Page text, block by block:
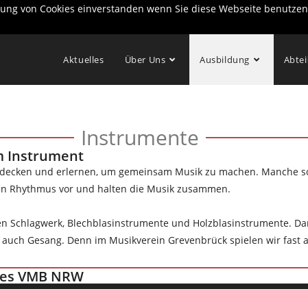
von Cookies einverstanden wenn Sie diese Webseite
Aktuelles Über Uns Ausbildung
Instrumente
Instrument
und erlernen, um gemeinsam Musik zu machen. Manche
Rhythmus vor und halten die Musik zusammen.
Schlagwerk, Blechblasinstrumente und Holzblasinstrumente.
Gesang. Denn im Musikverein Grevenbrück spielen wir
VMB NRW